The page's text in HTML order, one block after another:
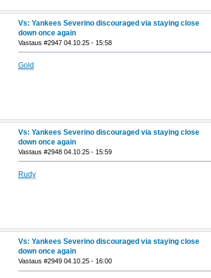
Vs: Yankees Severino discouraged via staying close
down once again
Vastaus #2947 04.10.25 - 15:58
Gold
Vs: Yankees Severino discouraged via staying close
down once again
Vastaus #2948 04.10.25 - 15:59
Rudy
Vs: Yankees Severino discouraged via staying close
down once again
Vastaus #2949 04.10.25 - 16:00